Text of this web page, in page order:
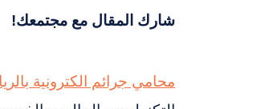
شارك المقال مع مجتمعك!
محامي جرائم الكترونية